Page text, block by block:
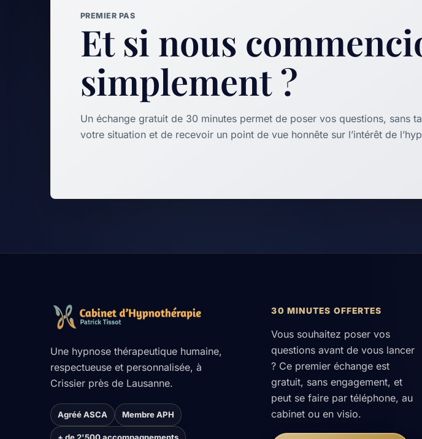
PREMIER PAS
Et si nous
simplement ?
Un échange gratuit de 30 minutes permet de poser vos questions, sans
votre situation et de recevoir un point de vue honnête sur l’intérêt de
Une hypnose thérapeutique humaine,
respectueuse et personnalisée, à
Crissier près de Lausanne.
Agréé ASCA Membre APH
+ de 2'500 accompagnements
30 MINUTES OFFERTES
Vous souhaitez poser vos
questions avant de vous lancer
? Ce premier échange est
gratuit, sans engagement, et
peut se faire par téléphone, au
cabinet ou en visio.